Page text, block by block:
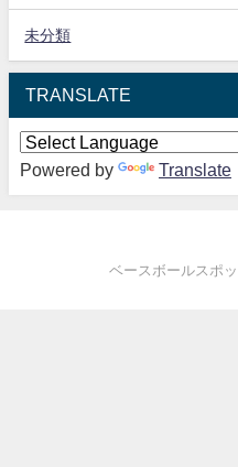
未分類
TRANSLATE
Powered by Translate
ベースボールスポ